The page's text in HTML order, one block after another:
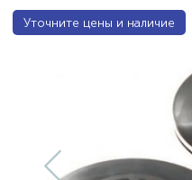
Уточните цены и наличие